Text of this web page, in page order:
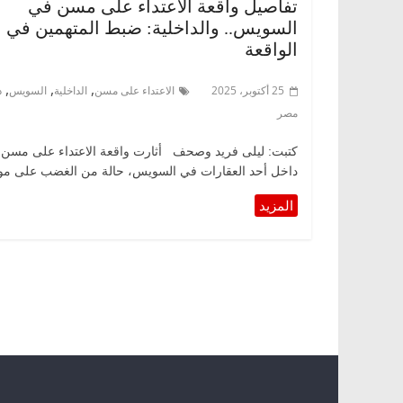
تفاصيل واقعة الاعتداء على مسن في
السويس.. والداخلية: ضبط المتهمين في
الواقعة
25 أكتوبر، 2025 الاعتداء على مسن, الداخلية, السويس,
مصر
كتبت: ليلى فريد وصحف أثارت واقعة الاعتداء على مسن
داخل أحد العقارات في السويس، حالة من الغضب على